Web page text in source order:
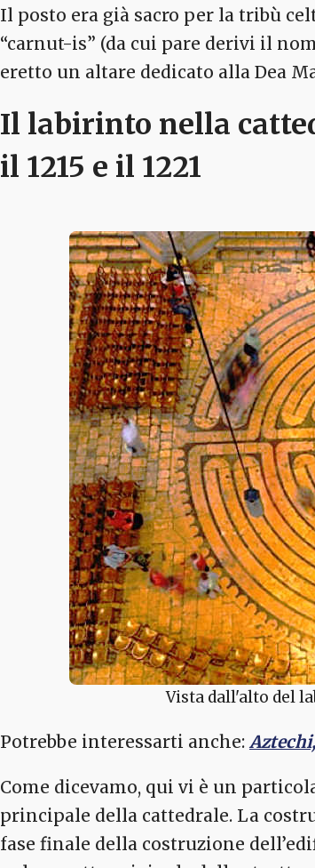
Il posto era già sacro per la tribù
“carnut-is” (da cui pare derivi il
eretto un altare dedicato alla Dea
Il labirinto nella
il 1215 e il 1221
Vista dall'alto del
Potrebbe interessarti anche:
Come dicevamo, qui vi è un
principale della cattedrale. La
fase finale della costruzione